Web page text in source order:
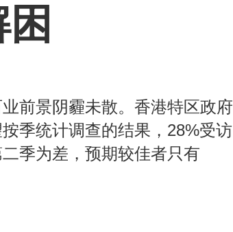
前景阴霾未散。香港特区政府
季统计调查的结果，28%受访
季为差，预期较佳者只有